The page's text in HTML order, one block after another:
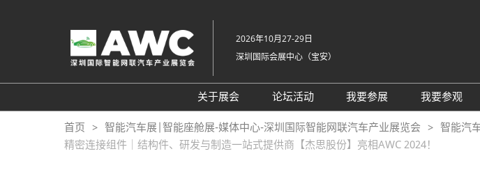
跳
转
容
2026年10月27-29日
深圳国际会展中心（宝安）
关于展会
组织架构
展会概览
论坛活动
2025同期会议活动
2024精彩回顾
我要参展
AWC参展申请
2026亮点展区
我要参观
参观预
首页 智能汽车展|智能座舱展-媒体中心-深圳国际智能网联汽车产业展览会
智能汽
精密连接组件｜结构件、研发与制造一站式提供商【杰思股份】亮相AWC 2024！